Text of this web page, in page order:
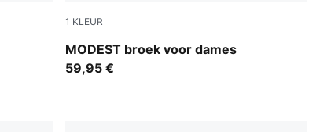
1 KLEUR
MODEST broek voor dames
Puma Black
59,95 €